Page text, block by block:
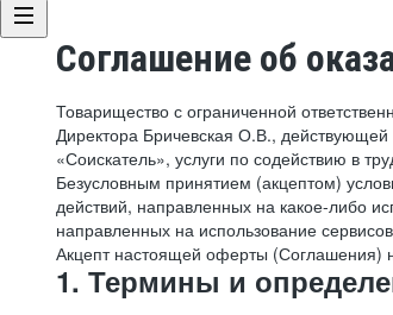
Соглашение об
Товарищество с ограниченной
Директора Бричевская О.В.,
«Соискатель», услуги по содействию в
Безусловным принятием (акцептом)
действий, направленных на какое-либо
направленных на использование
Акцепт настоящей оферты (Соглашения)
1. Термины и